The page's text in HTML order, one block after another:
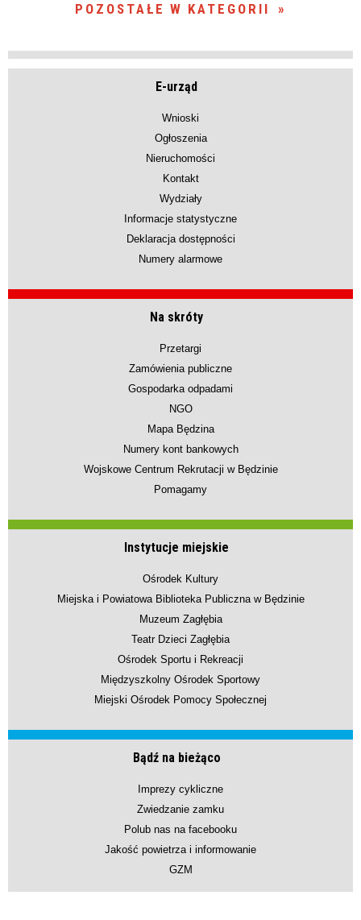
POZOSTAŁE W KATEGORII
E-urząd
Wnioski
Ogłoszenia
Nieruchomości
Kontakt
Wydziały
Informacje statystyczne
Deklaracja dostępności
Numery alarmowe
Na skróty
Przetargi
Zamówienia publiczne
Gospodarka odpadami
NGO
Mapa Będzina
Numery kont bankowych
Wojskowe Centrum Rekrutacji w Będzinie
Pomagamy
Instytucje miejskie
Ośrodek Kultury
Miejska i Powiatowa Biblioteka Publiczna w Będzinie
Muzeum Zagłębia
Teatr Dzieci Zagłębia
Ośrodek Sportu i Rekreacji
Międzyszkolny Ośrodek Sportowy
Miejski Ośrodek Pomocy Społecznej
Bądź na bieżąco
Imprezy cykliczne
Zwiedzanie zamku
Polub nas na facebooku
Jakość powietrza i informowanie
GZM